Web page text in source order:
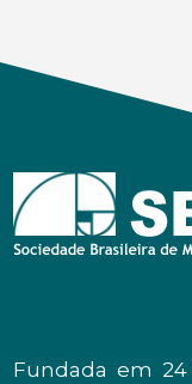
Fundada em